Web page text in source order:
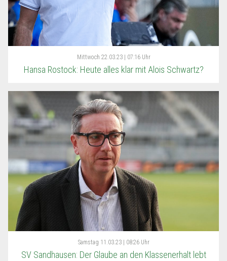
Mittwoch 22.03.23 | 07:16 Uhr
Hansa Rostock: Heute alles klar mit Alois Schwartz?
Samstag 11.03.23 | 08:26 Uhr
SV Sandhausen: Der Glaube an den Klassenerhalt lebt